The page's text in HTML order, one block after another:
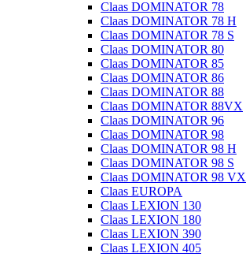
Claas DOMINATOR 78
Claas DOMINATOR 78 H
Claas DOMINATOR 78 S
Claas DOMINATOR 80
Claas DOMINATOR 85
Claas DOMINATOR 86
Claas DOMINATOR 88
Claas DOMINATOR 88VX
Claas DOMINATOR 96
Claas DOMINATOR 98
Claas DOMINATOR 98 H
Claas DOMINATOR 98 S
Claas DOMINATOR 98 VX
Claas EUROPA
Claas LEXION 130
Claas LEXION 180
Claas LEXION 390
Claas LEXION 405